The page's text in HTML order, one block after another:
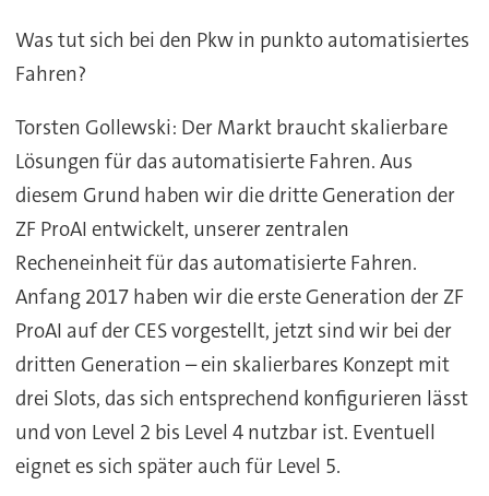
Was tut sich bei den Pkw in punkto automatisiertes
Fahren?
Torsten Gollewski: Der Markt braucht skalierbare
Lösungen für das automatisierte Fahren. Aus
diesem Grund haben wir die dritte Generation der
ZF ProAI entwickelt, unserer zentralen
Recheneinheit für das automatisierte Fahren.
Anfang 2017 haben wir die erste Generation der ZF
ProAI auf der CES vorgestellt, jetzt sind wir bei der
dritten Generation – ein skalierbares Konzept mit
drei Slots, das sich entsprechend konfigurieren lässt
und von Level 2 bis Level 4 nutzbar ist. Eventuell
eignet es sich später auch für Level 5.